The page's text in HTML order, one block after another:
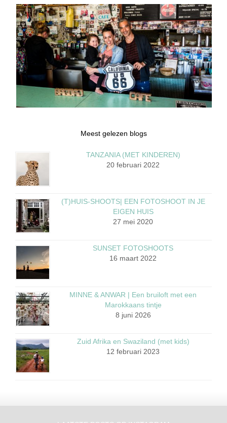
Meest gelezen blogs
TANZANIA (MET KINDEREN)
20 februari 2022
(T)HUIS-SHOOTS| EEN FOTOSHOOT IN JE
EIGEN HUIS
27 mei 2020
SUNSET FOTOSHOOTS
16 maart 2022
MINNE & ANWAR | Een bruiloft met een
Marokkaans tintje
8 juni 2026
Zuid Afrika en Swaziland (met kids)
12 februari 2023